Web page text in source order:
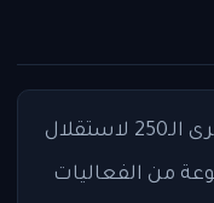
تستعد مدينة نيويورك لإحياء الذكرى الـ250 لاستقلال
من الفعاليات